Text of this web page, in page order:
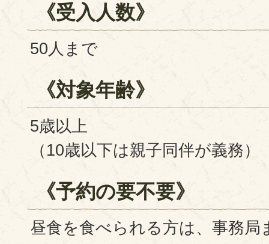
《受入人数》
50人まで
《対象年齢》
5歳以上
（10歳以下は親子同伴が義務）
《予約の要不要》
昼食を食べられる方は、事務局